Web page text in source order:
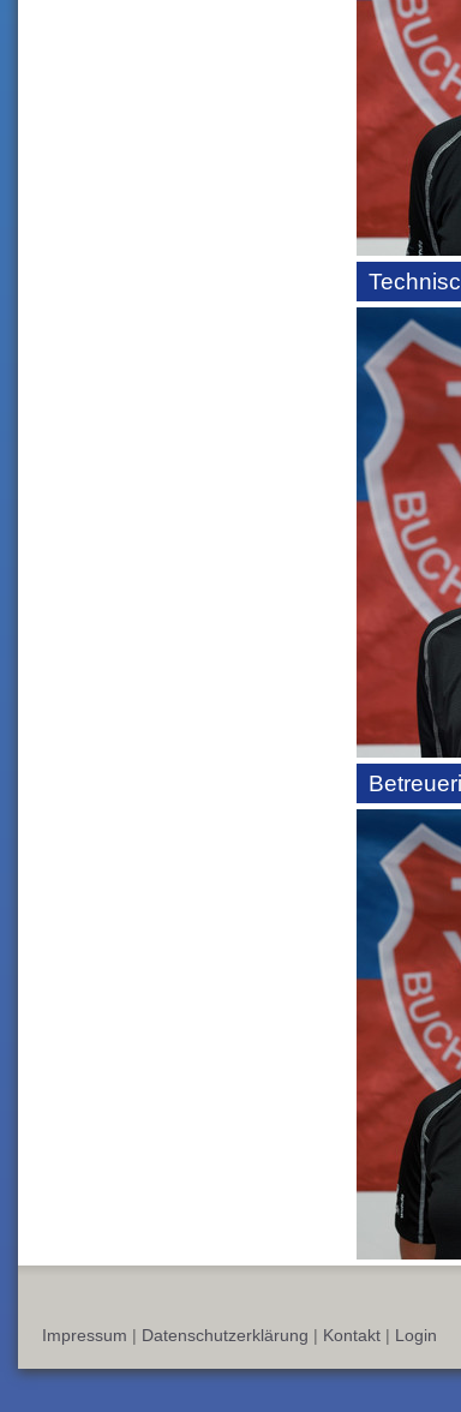
Impressum | Datenschutzerklärung | Kontakt | Login